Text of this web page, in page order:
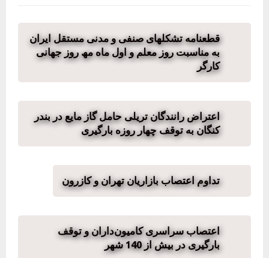
قطعنامه تشکلھای صنفی و مدنی مستقل ایران
به مناسبت روز معلم و اول ماه مھ روز جھانی
کارگر
اعتراض رانندگان تریلی حامل گاز مایع در بندر
کنگان به توقف چهار روزه بارگیری
تداوم اعتصاب بازاریان تهران و کازرون
اعتصاب سراسری کامیون‌داران و توقف
بارگیری در بیش از 140 شهر